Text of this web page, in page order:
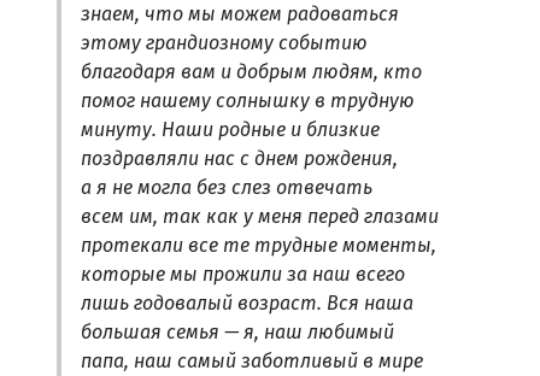
знаем, что мы можем радоваться
этому грандиозному событию
благодаря вам и добрым людям, кто
помог нашему солнышку в трудную
минуту. Наши родные и близкие
поздравляли нас с днем рождения,
а я не могла без слез отвечать
всем им, так как у меня перед глазами
протекали все те трудные моменты,
которые мы прожили за наш всего
лишь годовалый возраст. Вся наша
большая семья — я, наш любимый
папа, наш самый заботливый в мире